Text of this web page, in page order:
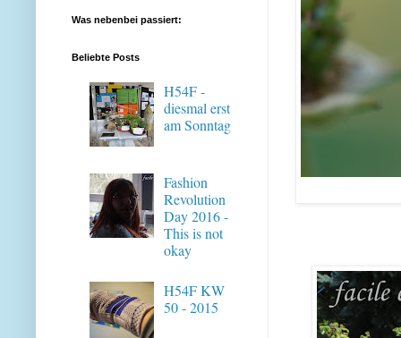
Was nebenbei passiert:
Beliebte Posts
H54F -
diesmal erst
am Sonntag
Fashion
Revolution
Day 2016 -
This is not
okay
H54F KW
50 - 2015